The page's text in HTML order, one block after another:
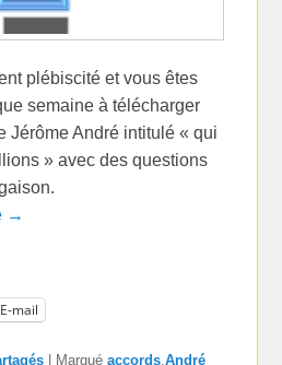
plébiscité et vous êtes
semaine à télécharger
Jérôme André intitulé « qui
» avec des questions
→
E-mail
| Marqué accords ,André